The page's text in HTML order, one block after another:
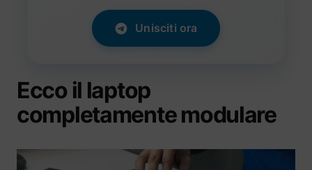
Unisciti ora
Ecco il laptop
completamente modulare